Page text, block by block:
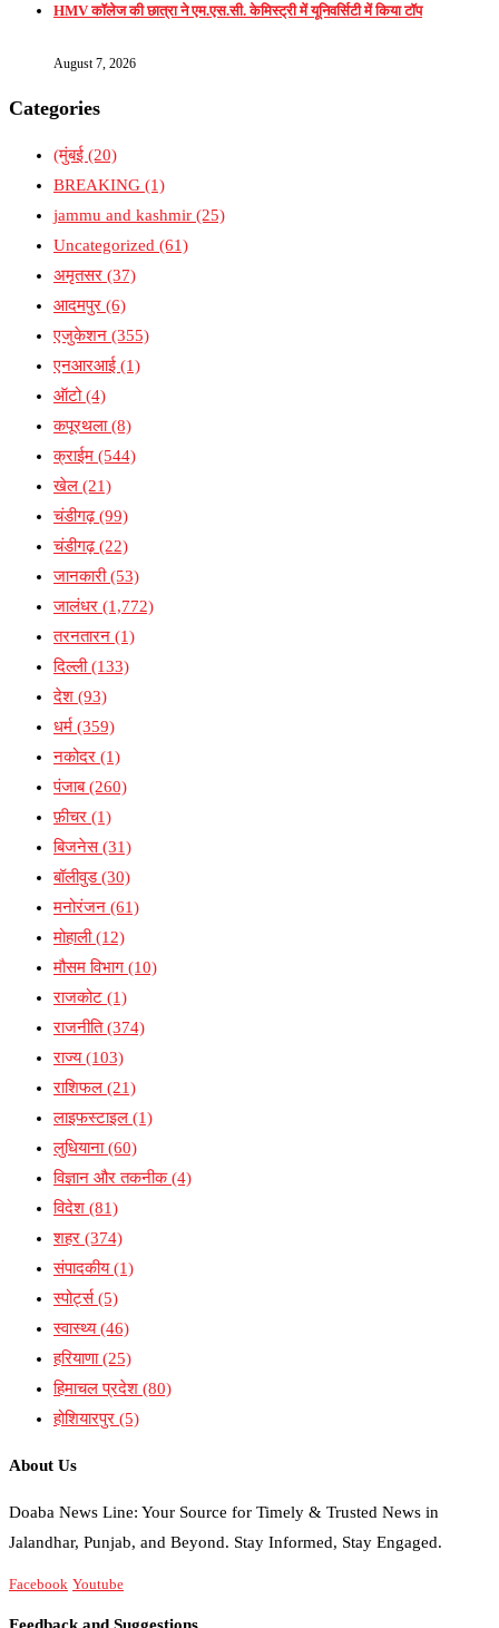
HMV कॉलेज की छात्रा ने एम.एस.सी. केमिस्ट्री में यूनिवर्सिटी में किया टॉप
August 7, 2026
Categories
(मुंबई (20)
BREAKING (1)
jammu and kashmir (25)
Uncategorized (61)
अमृतसर (37)
आदमपुर (6)
एजुकेशन (355)
एनआरआई (1)
ऑटो(4)
कपूरथला(8)
क्राईम (544)
खेल (21)
चंडीगढ़(99)
चंडीगढ़(22)
जानकारी(53)
जालंधर (1,772)
तरनतारन (1)
दिल्ली(133)
देश (93)
धर्म (359)
नकोदर (1)
पंजाब(260)
फ़ीचर (1)
बिजनेस(31)
बॉलीवुड(30)
मनोरंजन (61)
मोहाली(12)
मौसम विभाग (10)
राजकोट (1)
राजनीति(374)
राज्य(103)
राशिफल (21)
लाइफस्टाइल (1)
लुधियाना(60)
विज्ञान और तकनीक(4)
विदेश (81)
शहर (374)
संपादकीय(1)
स्पोर्ट्स(5)
स्वास्थ्य(46)
हरियाणा(25)
हिमाचल प्रदेश (80)
होशियारपुर (5)
About Us
Doaba News Line: Your Source for Timely & Trusted News in
Jalandhar, Punjab, and Beyond. Stay Informed, Stay Engaged.
Facebook Youtube
Feedback and Suggestions